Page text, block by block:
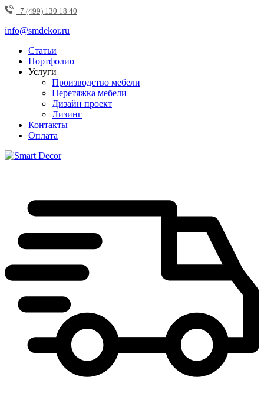
+7 (499) 130 18 40
info@smdekor.ru
Статьи
Портфолио
Услуги
Производство мебели
Перетяжка мебели
Дизайн проект
Лизинг
Контакты
Оплата